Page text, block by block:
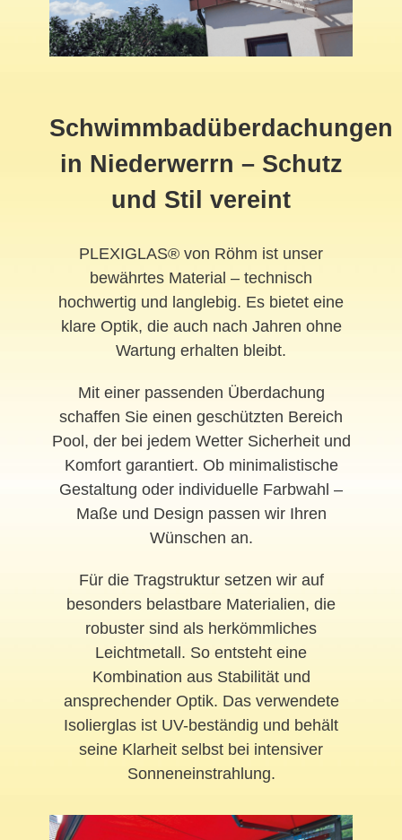
Schwimmbadüberdachungen
in Niederwerrn – Schutz
und Stil vereint
PLEXIGLAS® von Röhm ist unser
bewährtes Material – technisch
hochwertig und langlebig. Es bietet eine
klare Optik, die auch nach Jahren ohne
Wartung erhalten bleibt.
Mit einer passenden Überdachung
schaffen Sie einen geschützten Bereich
Pool, der bei jedem Wetter Sicherheit und
Komfort garantiert. Ob minimalistische
Gestaltung oder individuelle Farbwahl –
Maße und Design passen wir Ihren
Wünschen an.
Für die Tragstruktur setzen wir auf
besonders belastbare Materialien, die
robuster sind als herkömmliches
Leichtmetall. So entsteht eine
Kombination aus Stabilität und
ansprechender Optik. Das verwendete
Isolierglas ist UV-beständig und behält
seine Klarheit selbst bei intensiver
Sonneneinstrahlung.